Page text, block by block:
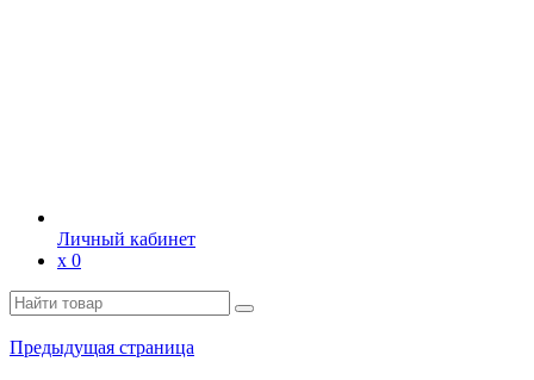
Личный кабинет
х 0
Предыдущая страница